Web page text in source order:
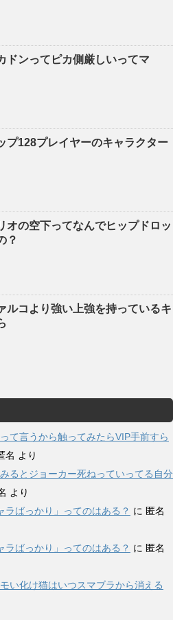
ドンってピカ側厳しいってマ
プ128プレイヤーのキャラクター
オの空下ってなんでヒップドロッ
？
ルコより強い上強を持っているキ
て言うから触ってみたらVIP手前すら
名 より
るとジョーカー死ねっていってる自分
より
ラばっかり」ってのはある？ に 匿名
ラばっかり」ってのはある？ に 匿名
い化け猫はいつスマブラから消える